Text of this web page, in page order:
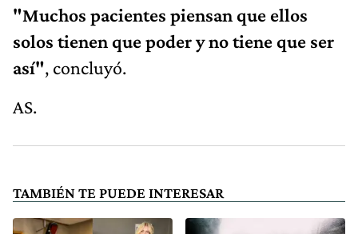
"Muchos pacientes piensan que ellos
solos tienen que poder y no tiene que ser
así", concluyó.
AS.
TAMBIÉN TE PUEDE INTERESAR